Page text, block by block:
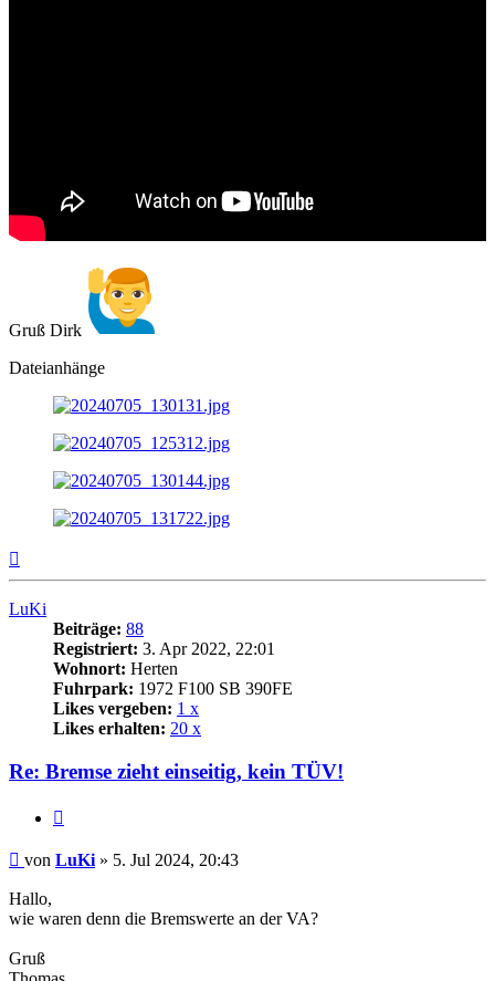
Gruß Dirk
Dateianhänge
LuKi
Beiträge: 88
Registriert: 3. Apr 2022, 22:01
Wohnort: Herten
Fuhrpark: 1972 F100 SB 390FE
Likes vergeben: 1 x
Likes erhalten: 20 x
Re: Bremse zieht einseitig, kein TÜV!
Beitrag
von LuKi » 5. Jul 2024, 20:43
Hallo,
wie waren denn die Bremswerte an der VA?
Gruß